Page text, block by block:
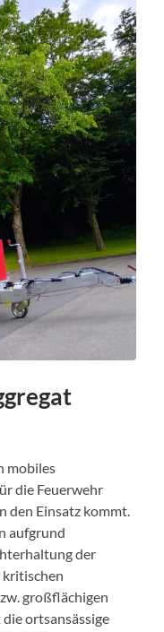
mobiles
die Feuerwehr
den Einsatz kommt.
aufgrund
der
kritischen
großflächigen
ortsansässige